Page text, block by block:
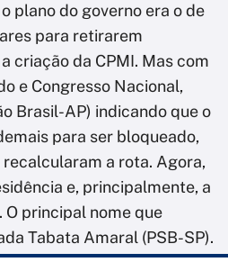
plano do governo era o de
para retirarem
criação da CPMI. Mas com
e Congresso Nacional,
Brasil-AP) indicando que o
para ser bloqueado,
a rota. Agora,
e, principalmente, a
principal nome que
Tabata Amaral (PSB-SP).